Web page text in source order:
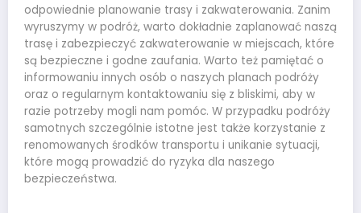
odpowiednie planowanie trasy i zakwaterowania. Zanim
wyruszymy w podróż, warto dokładnie zaplanować naszą
trasę i zabezpieczyć zakwaterowanie w miejscach, które
są bezpieczne i godne zaufania. Warto też pamiętać o
informowaniu innych osób o naszych planach podróży
oraz o regularnym kontaktowaniu się z bliskimi, aby w
razie potrzeby mogli nam pomóc. W przypadku podróży
samotnych szczególnie istotne jest także korzystanie z
renomowanych środków transportu i unikanie sytuacji,
które mogą prowadzić do ryzyka dla naszego
bezpieczeństwa.